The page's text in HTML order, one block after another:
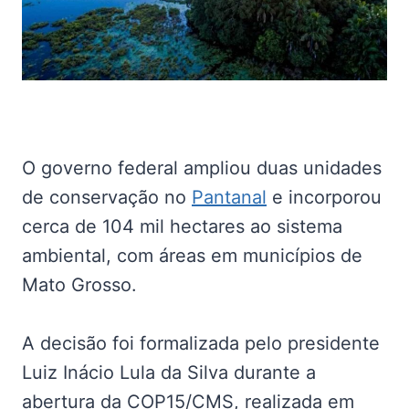
O governo federal ampliou duas unidades
de conservação no Pantanal e incorporou
cerca de 104 mil hectares ao sistema
ambiental, com áreas em municípios de
Mato Grosso.
A decisão foi formalizada pelo presidente
Luiz Inácio Lula da Silva durante a
abertura da COP15/CMS, realizada em